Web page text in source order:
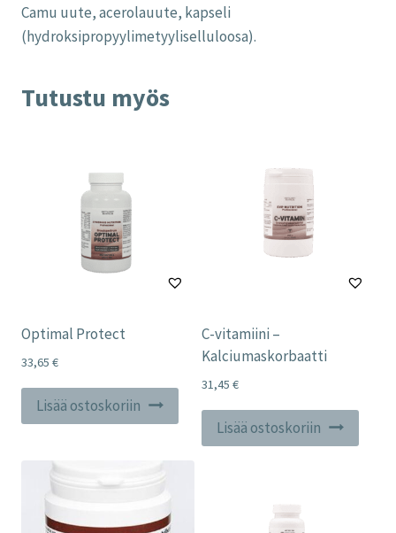
Camu uute, acerolauute, kapseli
(hydroksipropyylimetyyliselluloosa).
Tutustu myös
Optimal Protect
33,65 €
Lisää ostoskoriin
C-vitamiini –
Kalciumaskorbaatti
31,45 €
Lisää ostoskoriin